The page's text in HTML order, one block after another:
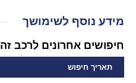
מידע נוסף לשימושך
חיפושים אחרונים לרכב זה
תאריך חיפוש